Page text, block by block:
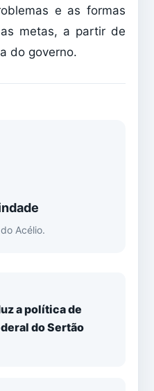
e as formas
metas, a partir de
do governo.
Acélio.
a política de
do Sertão